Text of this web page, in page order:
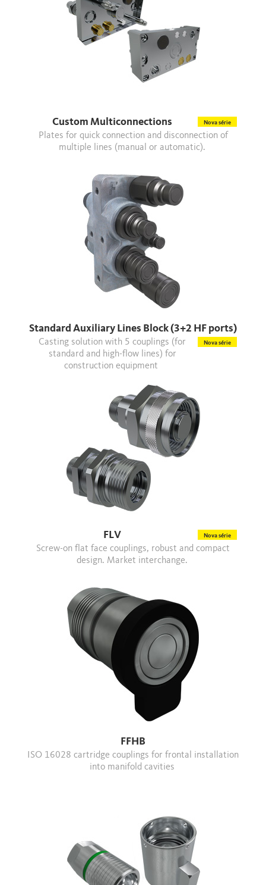
Custom Multiconnections Nova série
Plates for quick connection and disconnection of
multiple lines (manual or automatic).
Standard Auxiliary Lines Block (3+2 HF ports)
Nova série
Casting solution with 5 couplings (for
standard and high-flow lines) for
construction equipment
FLV Nova série
Screw-on flat face couplings, robust and compact
design. Market interchange.
FFHB
into manifold cavities